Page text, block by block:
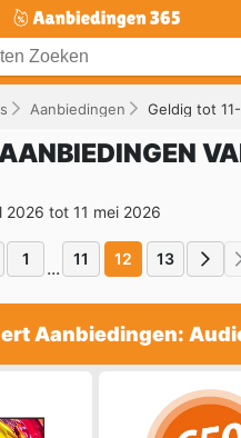
Aanbiedingen Geldig tot 11-
2026 tot 11 mei 2026
1 ... 11 12 13
Aanbiedingen: